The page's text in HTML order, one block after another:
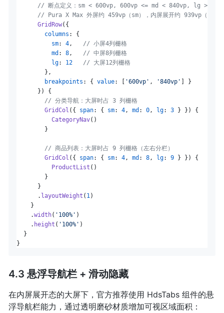
// 断点定义：sm < 600vp, 600vp <= md < 840vp, lg >=
// Pura X Max 外屏约 459vp（sm），内屏展开约 939vp（lg）
GridRow({
columns : {
sm: 4, // 小屏4列栅格
md : 8, // 中屏8列栅格
lg: 12
// 大屏12列栅格
        },
breakpoints : { value: [ '600vp' , '840vp' ] }
      }) {
// 分类导航：大屏时占 3 列栅格
GridCol ({ span: { sm: 4, md : 0, lg: 3 } }) {
CategoryNav()
        }
// 商品列表：大屏时占 9 列栅格（左右分栏）
GridCol ({ span: { sm: 4, md : 8, lg: 9 } }) {
ProductList ()
        }
      }
      .
layoutWeight ( 1 )
    }
    .
width( '100%' )
    .
height ( '100%' )
  }
4.3 悬浮导航栏 + 滑动隐藏
在内屏展开态的大屏下，官方推荐使用 HdsTabs 组件的悬
浮导航栏能力，通过透明磨砂材质增加可视区域面积：